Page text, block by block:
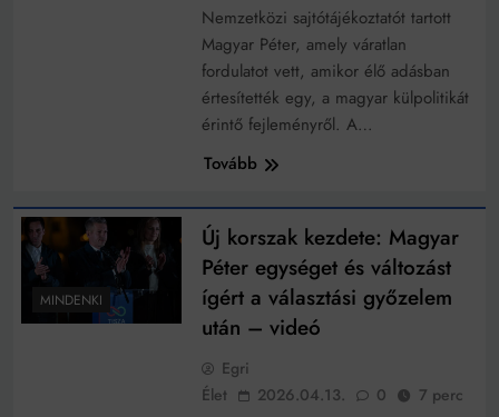
Nemzetközi sajtótájékoztatót tartott
Magyar Péter, amely váratlan
fordulatot vett, amikor élő adásban
értesítették egy, a magyar külpolitikát
érintő fejleményről. A…
Tovább
MINDENKI
Új korszak kezdete: Magyar
Péter egységet és változást
ígért a választási győzelem
után – videó
Egri
Élet
2026.04.13. 0 7 perc